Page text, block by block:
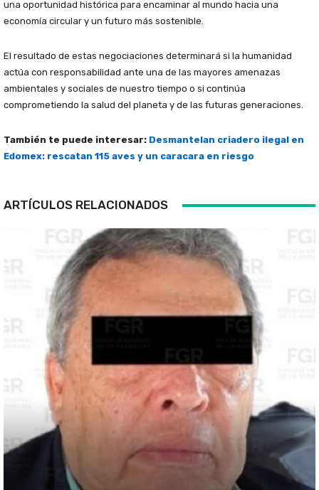
una oportunidad histórica para encaminar al mundo hacia una
economía circular y un futuro más sostenible.
El resultado de estas negociaciones determinará si la humanidad
actúa con responsabilidad ante una de las mayores amenazas
ambientales y sociales de nuestro tiempo o si continúa
comprometiendo la salud del planeta y de las futuras generaciones.
También te puede interesar: Desmantelan criadero ilegal en
Edomex: rescatan 115 aves y un caracara en riesgo
ARTÍCULOS RELACIONADOS